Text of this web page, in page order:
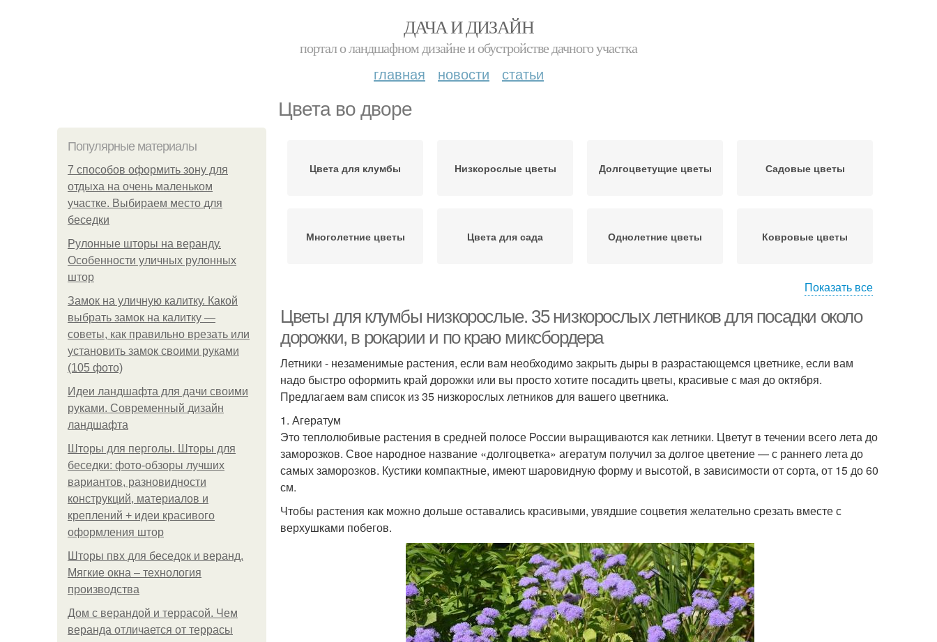
ДАЧА И ДИЗАЙН
портал о ландшафном дизайне и обустройстве дачного участка
главная новости статьи
Цвета во дворе
Популярные материалы
7 способов оформить зону для
отдыха на очень маленьком
участке. Выбираем место для
беседки
Рулонные шторы на веранду.
Особенности уличных рулонных
штор
Замок на уличную калитку. Какой
выбрать замок на калитку —
советы, как правильно врезать или
установить замок своими руками
(105 фото)
Идеи ландшафта для дачи своими
руками. Современный дизайн
ландшафта
Шторы для перголы. Шторы для
беседки: фото-обзоры лучших
вариантов, разновидности
конструкций, материалов и
креплений + идеи красивого
оформления штор
Шторы пвх для беседок и веранд.
Мягкие окна – технология
производства
Дом с верандой и террасой. Чем
веранда отличается от террасы
Цвета для клумбы Низкорослые цветы Долгоцветущие цветы Садовые цветы
Многолетние цветы Цвета для сада Однолетние цветы Ковровые цветы
Показать все
Цветы для клумбы низкорослые. 35 низкорослых летников для посадки около
дорожки, в рокарии и по краю миксбордера
Летники - незаменимые растения, если вам необходимо закрыть дыры в разрастающемся цветнике, если вам
надо быстро оформить край дорожки или вы просто хотите посадить цветы, красивые с мая до октября.
Предлагаем вам список из 35 низкорослых летников для вашего цветника.
1. Агератум
Это теплолюбивые растения в средней полосе России выращиваются как летники. Цветут в течении всего лета до
заморозков. Свое народное название «долгоцветка» агератум получил за долгое цветение — с раннего лета до
самых заморозков. Кустики компактные, имеют шаровидную форму и высотой, в зависимости от сорта, от 15 до 60
см.
Чтобы растения как можно дольше оставались красивыми, увядшие соцветия желательно срезать вместе с
верхушками побегов.